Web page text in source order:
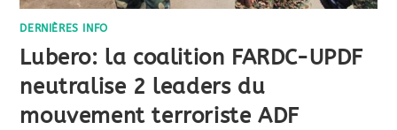
DERNIÈRES INFO
Lubero: la coalition FARDC-UPDF
neutralise 2 leaders du
mouvement terroriste ADF